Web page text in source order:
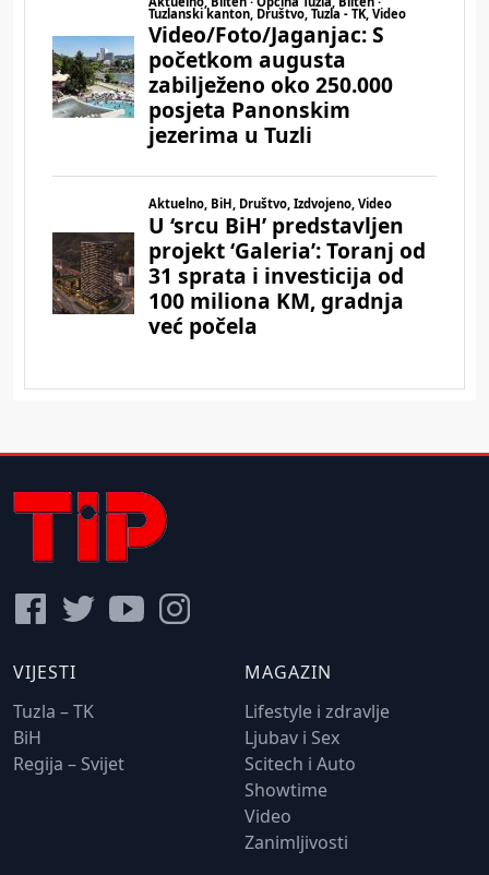
VIJESTI
Tuzla – TK
BiH
Regija – Svijet
MAGAZIN
Lifestyle i zdravlje
Ljubav i Sex
Scitech i Auto
Showtime
Video
Zanimljivosti